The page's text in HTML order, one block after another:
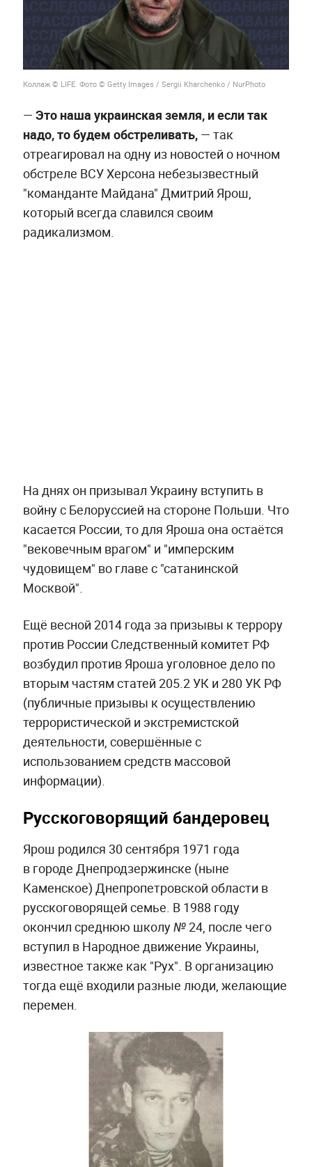
Коллаж © LIFE. Фото © Getty Images / Sergii Kharchenko / NurPhoto
— Это наша украинская земля, и если так
надо, то будем обстреливать,— так
отреагировал на одну из новостей о ночном
обстреле ВСУ Херсона небезызвестный
"команданте Майдана" Дмитрий Ярош,
который всегда славился своим
радикализмом.
На днях он призывал Украину вступить в
войну с Белоруссией на стороне Польши. Что
касается России, то для Яроша она остаётся
"вековечным врагом" и "имперским
чудовищем" во главе с "сатанинской
Москвой".
Ещё весной 2014 года за призывы к террору
против России Следственный комитет РФ
возбудил против Яроша уголовное дело по
вторым частям статей 205.2 УК и 280 УК РФ
(публичные призывы к осуществлению
террористической и экстремистской
деятельности, совершённые с
использованием средств массовой
информации).
Русскоговорящий бандеровец
Ярош родился 30 сентября 1971 года
в городе Днепродзержинске (ныне
Каменское) Днепропетровской области в
русскоговорящей семье. В 1988 году
окончил среднюю школу № 24, после чего
вступил в Народное движение Украины,
известное также как "Рух". В организацию
тогда ещё входили разные люди, желающие
перемен.